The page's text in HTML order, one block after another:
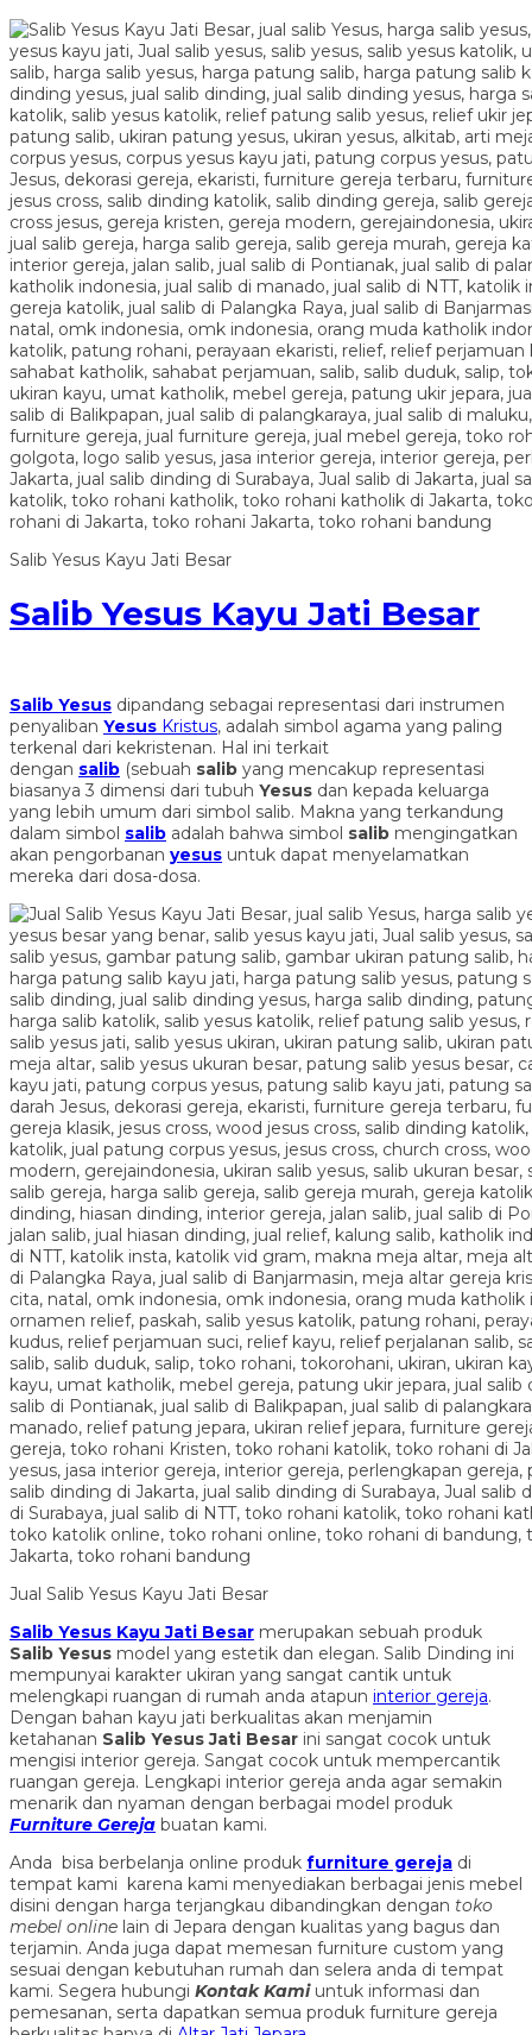
Salib Yesus Kayu Jati Besar
Salib Yesus Kayu Jati Besar
Salib Yesus dipandang sebagai representasi dari instrumen
penyaliban Yesus Kristus, adalah simbol agama yang paling
terkenal dari kekristenan. Hal ini terkait
dengan salib (sebuah salib yang mencakup representasi
biasanya 3 dimensi dari tubuh Yesus dan kepada keluarga
yang lebih umum dari simbol salib. Makna yang terkandung
dalam simbol salib adalah bahwa simbol salib mengingatkan
akan pengorbanan yesus untuk dapat menyelamatkan
mereka dari dosa-dosa.
Jual Salib Yesus Kayu Jati Besar
Salib Yesus Kayu Jati Besar merupakan sebuah produk
Salib Yesus model yang estetik dan elegan. Salib Dinding ini
mempunyai karakter ukiran yang sangat cantik untuk
melengkapi ruangan di rumah anda atapun interior gereja.
Dengan bahan kayu jati berkualitas akan menjamin
ketahanan Salib Yesus Jati Besar ini sangat cocok untuk
mengisi interior gereja. Sangat cocok untuk mempercantik
ruangan gereja. Lengkapi interior gereja anda agar semakin
menarik dan nyaman dengan berbagai model produk
Furniture Gereja buatan kami.
Anda bisa berbelanja online produk furniture gereja di
tempat kami karena kami menyediakan berbagai jenis mebel
disini dengan harga terjangkau dibandingkan dengan toko
mebel online lain di Jepara dengan kualitas yang bagus dan
terjamin. Anda juga dapat memesan furniture custom yang
sesuai dengan kebutuhan rumah dan selera anda di tempat
kami. Segera hubungi Kontak Kamiuntuk informasi dan
pemesanan, serta dapatkan semua produk furniture gereja